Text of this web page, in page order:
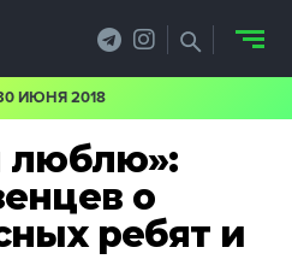
люблю»:
о
ребят и
ИЮНЯ 2018